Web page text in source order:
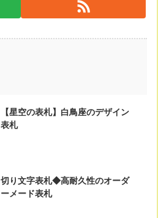
【星空の表札】白鳥座のデザイン
表札
切り文字表札◆高耐久性のオーダ
ーメード表札